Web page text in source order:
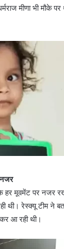
मीणा भी मौके
हर मूवमेंट पर नजर
थी। रेस्क्यू टीम ने
आ रही थी।